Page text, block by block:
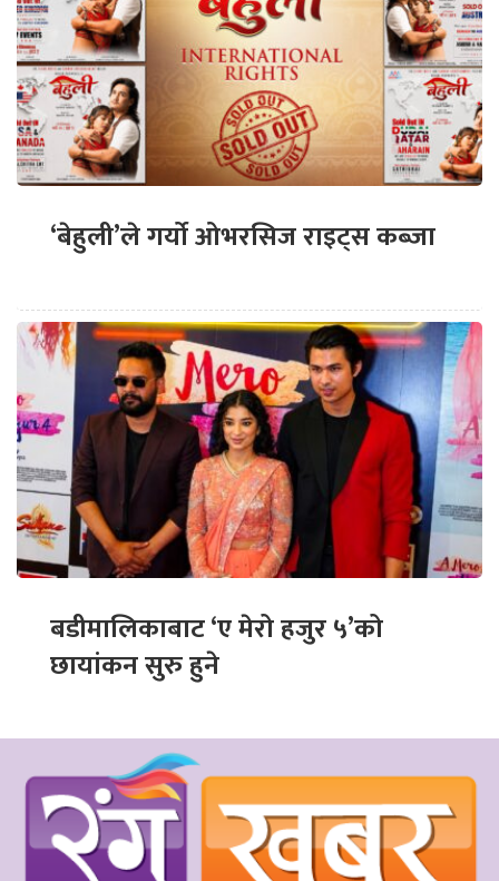
‘बेहुली’ले गर्यो ओभरसिज राइट्स कब्जा
बडीमालिकाबाट ‘ए मेरो हजुर ५’को
छायांकन सुरु हुने